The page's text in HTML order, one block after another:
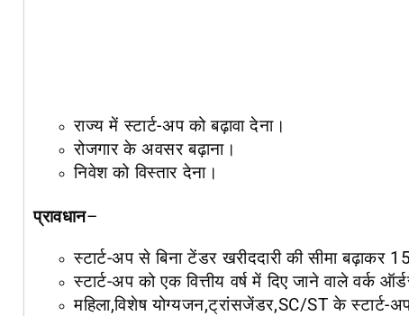
राज्य में स्टार्ट-अप को बढ़ावा देना।
रोजगार के अवसर बढ़ाना।
निवेश को विस्तार देना।
प्रावधान–
स्टार्ट-अप से बिना टेंडर खरीददारी की सीमा
स्टार्ट-अप को एक वित्तीय वर्ष में दिए जाने वाले वर्क
महिला,विशेष योग्यजन,ट्रांसजेंडर,SC/ST के